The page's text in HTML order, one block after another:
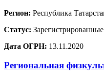
Регион: Республика
Статус: Зарегистрированные
Дата ОГРН: 13.11.2020
Региональная